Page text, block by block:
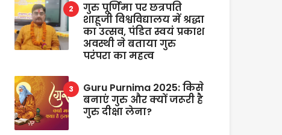
गुरु पूर्णिमा पर छत्रपति
शाहूजी विश्वविद्यालय में श्रद्धा
का उत्सव, पंडित स्वयं प्रकाश
अवस्थी ने बताया गुरु
परंपरा का महत्व
Guru Purnima 2025: किसे
बनाएं गुरु और क्यों जरूरी है
गुरु दीक्षा लेना?